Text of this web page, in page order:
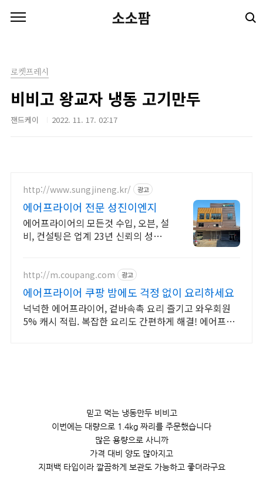
소소팜
로켓프레시
비비고 왕교자 냉동 고기만두
잰드케이 2022. 11. 17. 02:17
http://www.sungjineng.kr/ 광고
에어프라이어 전문 성진이엔지
에어프라이어의 모든것 수입, 오븐, 설
비, 컨설팅은 업계 23년 신뢰의 성진
http://m.coupang.com 광고
에어프라이어 쿠팡 밤에도 걱정 없이 요리하세요
넉넉한 에어프라이어, 겉바속촉 요리 즐기고 와우회원
5% 캐시 적립. 복잡한 요리도 간편하게 해결! 에어프라
믿고 먹는 냉동만두 비비고
이번에는 대량으로 1.4kg 짜리를 주문했습니다
많은 용량으로 사니까
가격 대비 양도 많아지고
지퍼백 타입이라 깔끔하게 보관도 가능하고 좋더라구요